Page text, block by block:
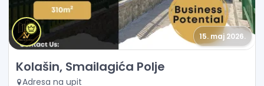
15. maj 2026.
Prodaja - Kuća Kolašin, Smailagića Polje
Kolašin, Smailagića Polje
Adresa na upit